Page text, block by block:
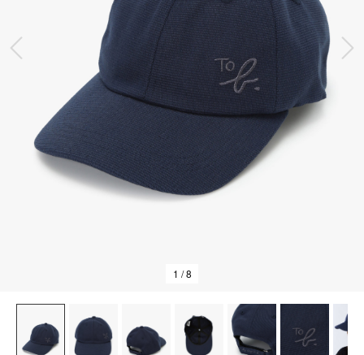
前の画像
1 / 8